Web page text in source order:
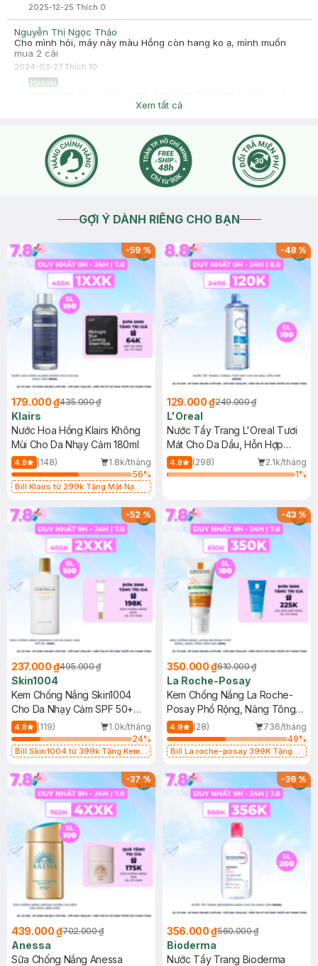
2025-12-25 Thích 0
Nguyễn Thị Ngọc Thảo
Cho mình hỏi, máy này màu Hồng còn hang ko ạ, mình muốn
mua 2 cái
2024-03-27 Thích 10
Hasaki
màu rồi ạ, bạn thông cảm đợi đặt lại sau giúp shop nhé
Xem tất cả
GỢI Ý DÀNH RIÊNG CHO BẠN
-59%
179.000 ₫435.000 ₫
Klairs
Nước Hoa Hồng Klairs Không
Mùi Cho Da Nhạy Cảm 180ml
4.8 (148)
1.8k/tháng
56%
Bill Klairs từ 299k Tặng Mặt Nạ
25ml (SL Có Hạn)
-48%
129.000 ₫249.000 ₫
L'Oreal
Nước Tẩy Trang L'Oreal Tươi
Mát Cho Da Dầu, Hỗn Hợp
400ml
4.8 (298)
2.1k/tháng
1%
-52%
237.000 ₫495.000 ₫
Skin1004
Kem Chống Nắng Skin1004
Cho Da Nhạy Cảm SPF 50+
50ml
4.8 (119)
1.0k/tháng
24%
Bill Skin1004 từ 399k Tặng Kem
SPF 50+ 20ml (SL Có Hạn)
-43%
350.000 ₫610.000 ₫
La Roche-Posay
Kem Chống Nắng La Roche-
Posay Phổ Rộng, Nâng Tông
Kiềm Dầu 50ml
4.9 (28)
736/tháng
49%
Bill La roche-posay 399K Tặng
(SL có hạn)
-37%
439.000 ₫702.000 ₫
Anessa
Sữa Chống Nắng Anessa
-36%
356.000 ₫560.000 ₫
Bioderma
Nước Tẩy Trang Bioderma